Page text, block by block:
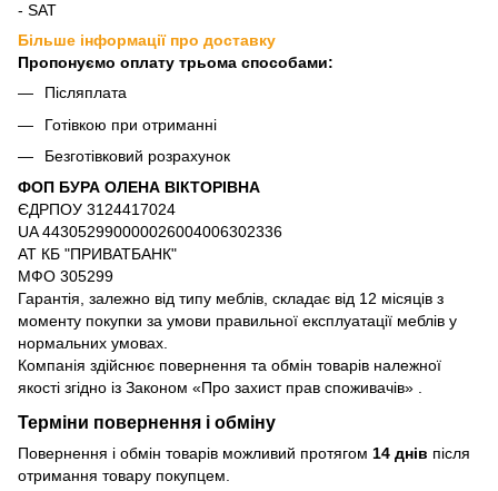
- SAT
Більше інформації про доставку
Пропонуємо оплату трьома способами:
Післяплата
Готівкою при отриманні
Безготівковий розрахунок
ФОП БУРА ОЛЕНА ВІКТОРІВНА
ЄДРПОУ 3124417024
UA 443052990000026004006302336
АТ КБ "ПРИВАТБАНК"
МФО 305299
Гарантія, залежно від типу меблів, складає від 12 місяців з
моменту покупки за умови правильної експлуатації меблів у
нормальних умовах.
Компанія здійснює повернення та обмін товарів належної
якості згідно із Законом «Про захист прав споживачів» .
Терміни повернення і обміну
Повернення і обмін товарів можливий протягом 14 днів після
отримання товару покупцем.